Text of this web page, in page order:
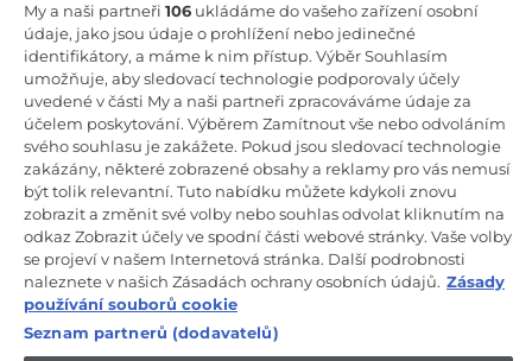
CANDY HOOVER GROUP S.r.I. - Jediný akcionář - SÍDLO
SPOLEČNOSTI: Via Comolli, 57 - 20861 Brugherio (Monza Brianza) -
Itálie - ADMINISTRATIVNÍ KANCELÁŘE: Via Privata Eden Fumagalli
snc - 20861 Brugherio (Monza Brianza) a Via Trento č. 20/A-22 -
20871 Vimercate (Monza Brianza) - Itálie - Tel.: +39.039.2086.1 - Fax:
+39.039.2086.237 - Základní kapitál 35 000 000,00 € plně splacený -
IČ a číslo zápisu v obchodním rejstříku Milán-Monza-Brianza-Lodi
04666310158 - DIČ 00786860965 - Číslo REA (Ekonomicko-správní
rejstřík): MB-1033934 - Autorizace IT AEOF 211870 - Společnost
podléhající řídicím a koordinačním činnostem společnosti Candy
S.p.A.
CZ / Česká republika
My a naši partneři 106 ukládáme do vašeho zařízení osobní
údaje, jako jsou údaje o prohlížení nebo jedinečné
identifikátory, a máme k nim přístup. Výběr Souhlasím
umožňuje, aby sledovací technologie podporovaly účely
uvedené v části My a naši partneři zpracováváme údaje za
účelem poskytování. Výběrem Zamítnout vše nebo odvoláním
svého souhlasu je zakážete. Pokud jsou sledovací technologie
zakázány, některé zobrazené obsahy a reklamy pro vás nemusí
být tolik relevantní. Tuto nabídku můžete kdykoli znovu
zobrazit a změnit své volby nebo souhlas odvolat kliknutím na
odkaz Zobrazit účely ve spodní části webové stránky. Vaše volby
se projeví v našem Internetová stránka. Další podrobnosti
naleznete v našich Zásadách ochrany osobních údajů. Zásady
používání souborů cookie
Seznam partnerů (dodavatelů)